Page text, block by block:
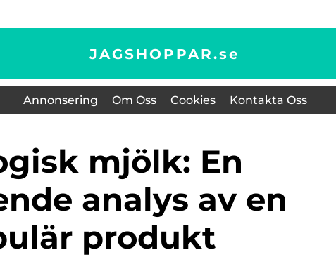
JAGSHOPPAR.se
Annonsering Om Oss Cookies Kontakta Oss
analys av en
produkt